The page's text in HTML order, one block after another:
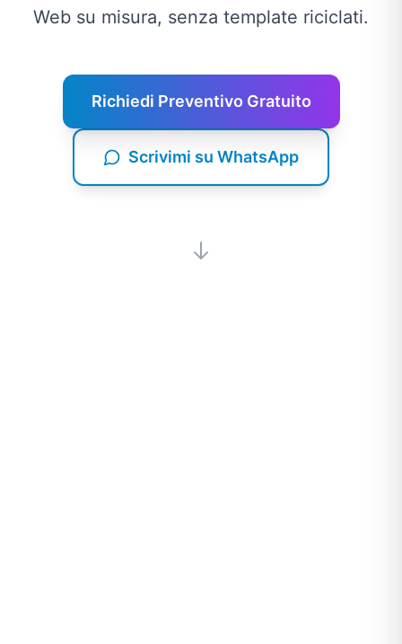
Web su misura, senza template riciclati.
Richiedi Preventivo Gratuito
Scrivimi su WhatsApp